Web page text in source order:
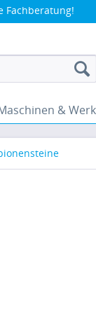
Fachberatung!
&